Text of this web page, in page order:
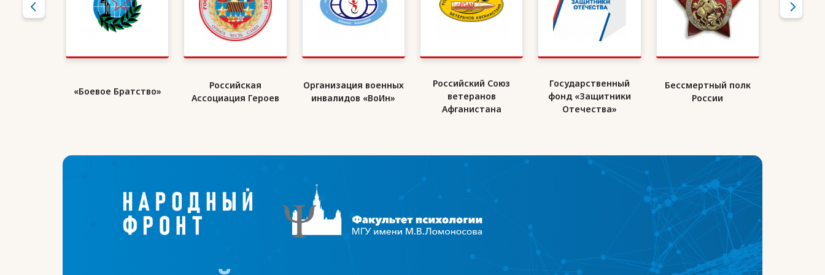
«Боевое Братство»
Российская
Ассоциация Героев
Организация военных
инвалидов «ВоИн»
Российский Союз
ветеранов
Афганистана
Государственный
фонд «Защитники
Отечества»
Бессмертный полк
России